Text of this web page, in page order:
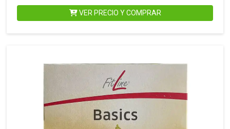
VER PRECIO Y COMPRAR